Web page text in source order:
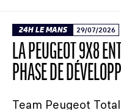
24H LE MANS 29/07/2026
LA PEUGEOT 9X8
PHASE DE
Team Peugeot